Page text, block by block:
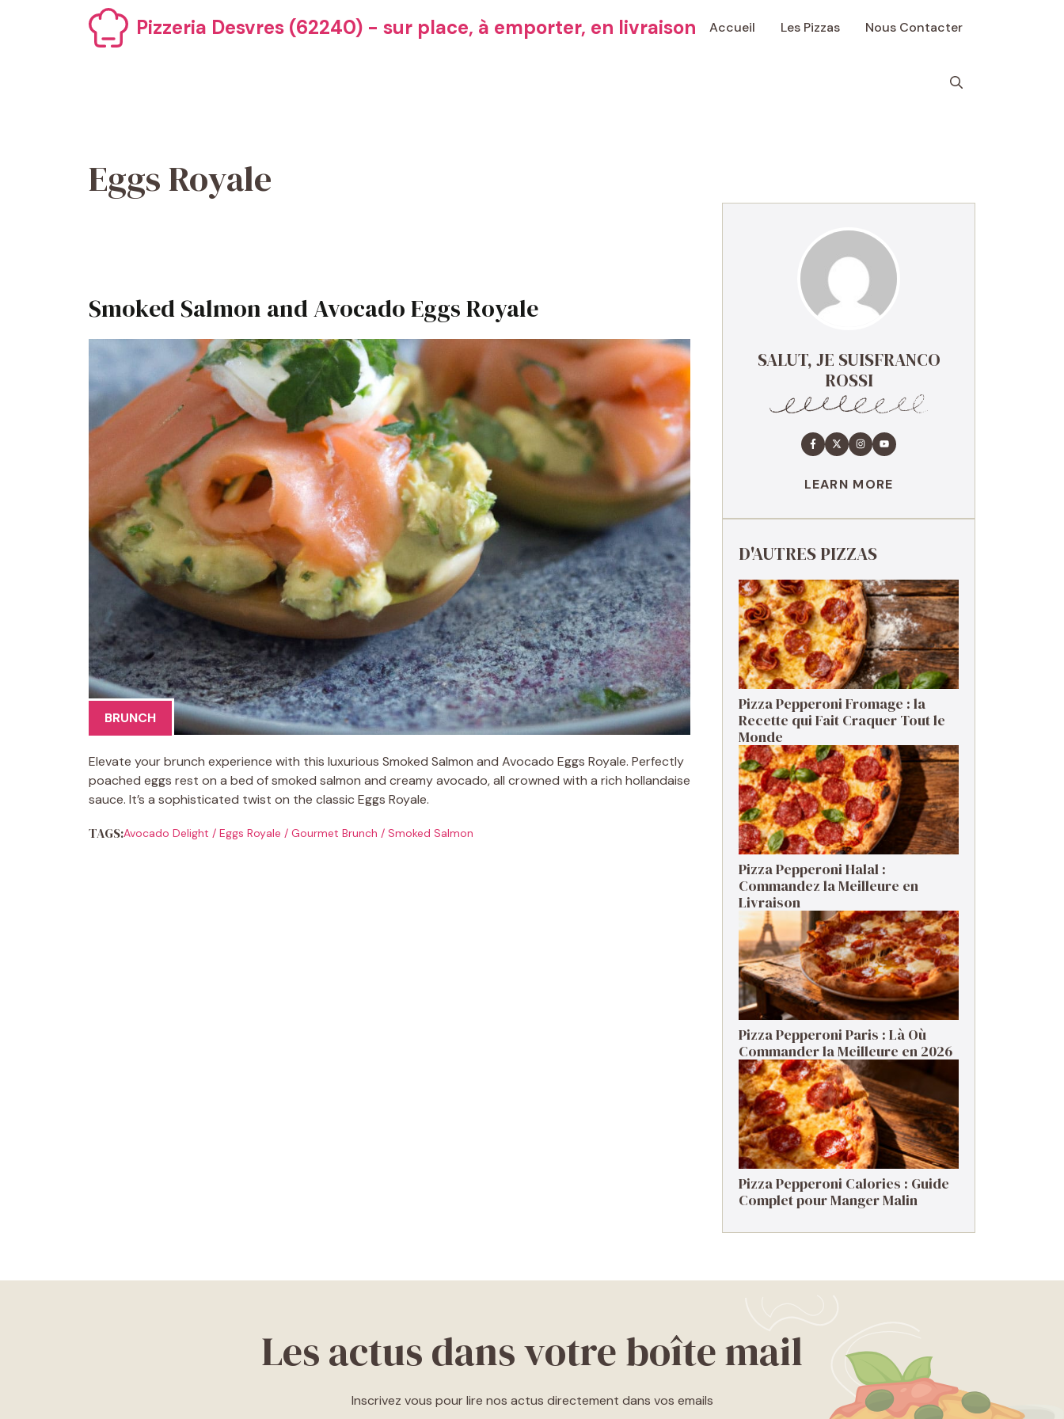
Pizzeria Desvres (62240) - sur place, à emporter, en livraison Accueil Les Pizzas Nous Contacter
Eggs Royale
Smoked Salmon and Avocado Eggs Royale
BRUNCH
Elevate your brunch experience with this luxurious Smoked Salmon and Avocado Eggs Royale. Perfectly
poached eggs rest on a bed of smoked salmon and creamy avocado, all crowned with a rich hollandaise
sauce. It’s a sophisticated twist on the classic Eggs Royale.
TAGS:Avocado Delight / Eggs Royale / Gourmet Brunch / Smoked Salmon
SALUT, JE SUISFRANCO
ROSSI
LEARN MORE
D'AUTRES PIZZAS
Pizza Pepperoni Fromage : la
Recette qui Fait Craquer Tout le
Monde
Pizza Pepperoni Halal :
Commandez la Meilleure en
Livraison
Pizza Pepperoni Paris : Là Où
Commander la Meilleure en 2026
Pizza Pepperoni Calories : Guide
Complet pour Manger Malin
Les actus dans votre boîte mail
Inscrivez vous pour lire nos actus directement dans vos emails